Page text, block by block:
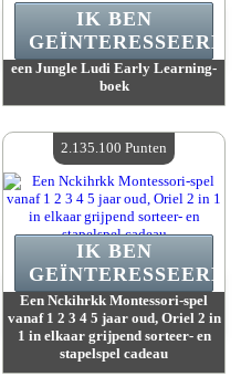
een Jungle Ludi Early Learning-
boek
Beschikbare hoeveelheid :4
IK BEN
GEÏNTERESSEERD.
Een Nckihrkk Montessori-spel
vanaf 1 2 3 4 5 jaar oud, Oriel 2 in
1 in elkaar grijpend sorteer- en
stapelspel cadeau
IK BEN
GEÏNTERESSEERD.
2.135.100 Punten